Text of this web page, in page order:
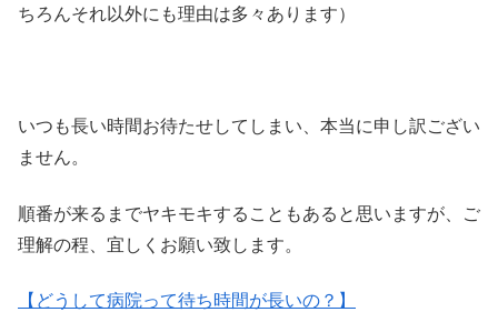
ちろんそれ以外にも理由は多々あります）
いつも長い時間お待たせしてしまい、本当に申し訳ござい
ません。
順番が来るまでヤキモキすることもあると思いますが、ご
理解の程、宜しくお願い致します。
【どうして病院って待ち時間が長いの？】